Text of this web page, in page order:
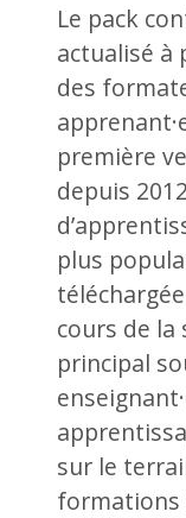
Le pack
actualisé à
des
première
depuis
plus
cours de la
principal
sur le
formations